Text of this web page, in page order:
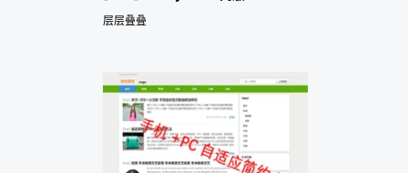
层层叠叠